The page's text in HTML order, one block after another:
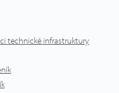
technické infrastruktury